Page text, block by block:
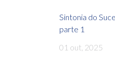
Sintonia do
parte 1
01 out, 2025